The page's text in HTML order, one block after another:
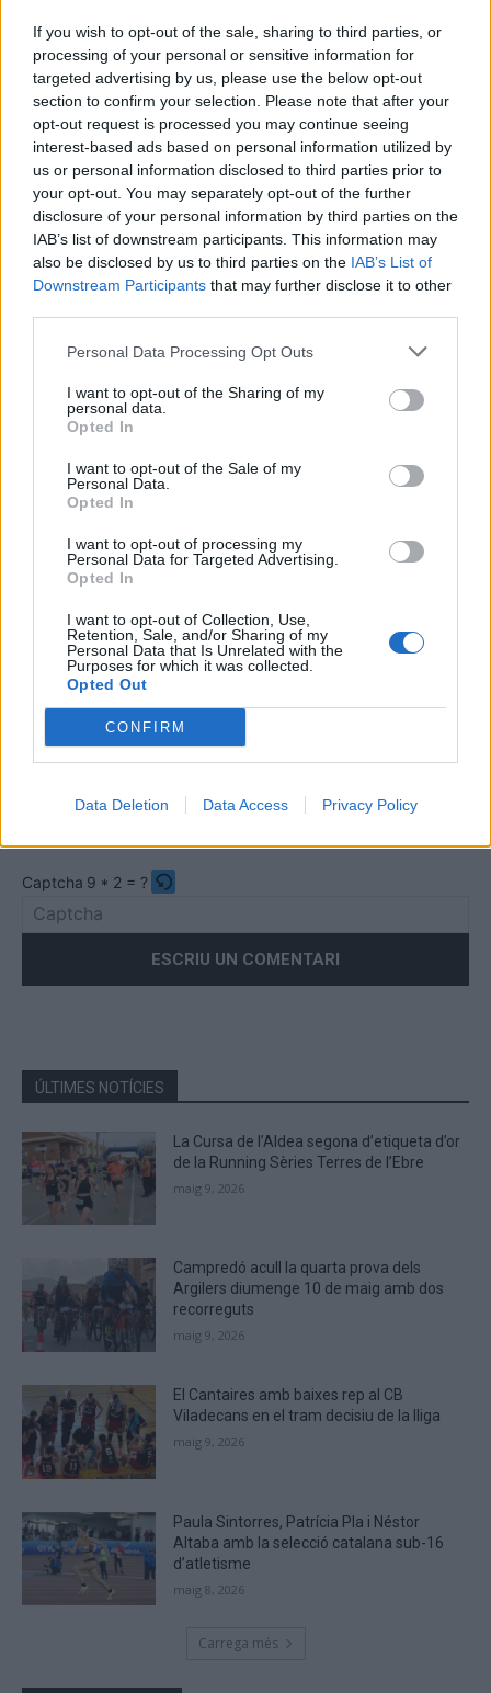
If you wish to opt-out of the sale, sharing to third parties, or
processing of your personal or sensitive information for
targeted advertising by us, please use the below opt-out
section to confirm your selection. Please note that after your
opt-out request is processed you may continue seeing
interest-based ads based on personal information utilized by
us or personal information disclosed to third parties prior to
your opt-out. You may separately opt-out of the further
disclosure of your personal information by third parties on the
IAB’s list of downstream participants. This information may
also be disclosed by us to third parties on the IAB’s List of
Downstream Participants that may further disclose it to other
Personal Data Processing Opt Outs
I want to opt-out of the Sharing of my
personal data.
Opted In
I want to opt-out of the Sale of my
Personal Data.
Opted In
I want to opt-out of processing my
Personal Data for Targeted Advertising.
Opted In
I want to opt-out of Collection, Use,
Retention, Sale, and/or Sharing of my
Personal Data that Is Unrelated with the
Purposes for which it was collected.
Opted Out
CONFIRM
Data Deletion Data Access Privacy Policy
Futbol femení
El femení de l’Aldeana s’acosta una mica
més a l’ascens de categoria
abril 25, 2026
Futbol femení
La selecció femenina suïssa de Rafel
Navarro es consolida al primer lloc del seu
grup
abril 24, 2026
DEIXA UNA RESPOSTA
Deseu el meu nom, el correu electrònic i el lloc web en
Captcha 9 * 2 = ?
the
the
CAPTCHA
to
verify
that
you
ÚLTIMES NOTÍCIES
La Cursa de l’Aldea segona d’etiqueta d’or
de la Running Sèries Terres de l’Ebre
maig 9, 2026
Campredó acull la quarta prova dels
Argilers diumenge 10 de maig amb dos
recorreguts
maig 9, 2026
El Cantaires amb baixes rep al CB
Viladecans en el tram decisiu de la lliga
maig 9, 2026
Paula Sintorres, Patrícia Pla i Néstor
Altaba amb la selecció catalana sub-16
d’atletisme
maig 8, 2026
Carrega més